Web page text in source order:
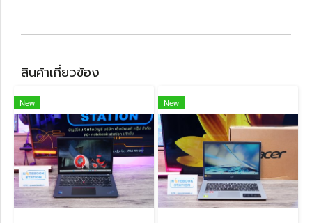
สินค้าเกี่ยวข้อง
New New